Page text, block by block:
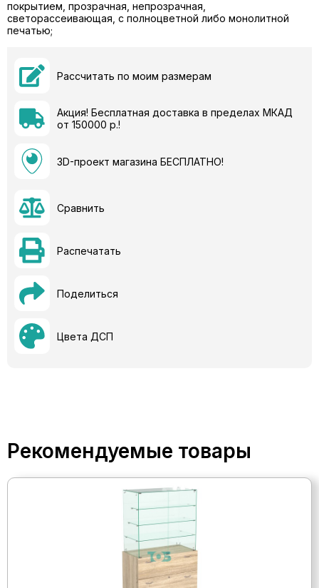
покрытием, прозрачная, непрозрачная,
светорассеивающая, с полноцветной либо монолитной
печатью;
Рассчитать по моим размерам
Акция! Бесплатная доставка в пределах МКАД
от 150000 р.!
3D-проект магазина БЕСПЛАТНО!
Сравнить
Распечатать
Поделиться
Цвета ДСП
Рекомендуемые товары